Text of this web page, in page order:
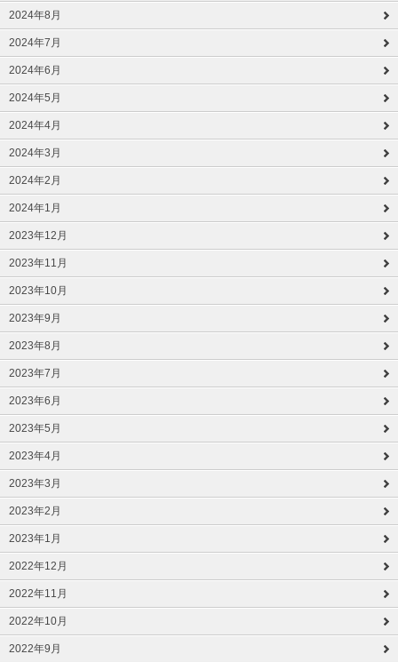
2024年8月
2024年7月
2024年6月
2024年5月
2024年4月
2024年3月
2024年2月
2024年1月
2023年12月
2023年11月
2023年10月
2023年9月
2023年8月
2023年7月
2023年6月
2023年5月
2023年4月
2023年3月
2023年2月
2023年1月
2022年12月
2022年11月
2022年10月
2022年9月